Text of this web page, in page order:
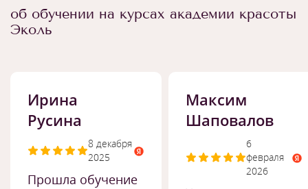
об обучении на курсах академии красоты
Эколь
Ирина
Русина
8 декабря
2025
Прошла обучение
Максим
Шаповалов
6
февраля
2026